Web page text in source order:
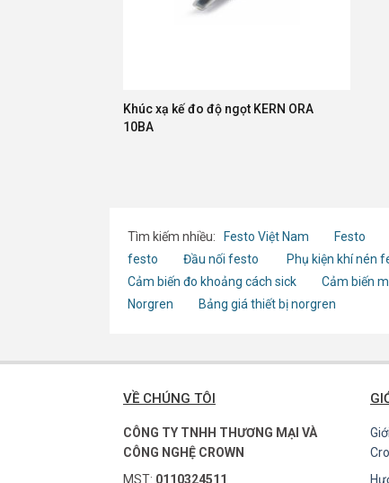
Khúc xạ kế đo độ ngọt KERN ORA
10BA
Tìm kiếm nhiều: Festo Việt Nam Festo
festo
Đầu nối festo Phụ kiện khí nén
Cảm biến đo khoảng cách sick
Cảm biến
Norgren
Bảng giá thiết bị norgren
VỀ CHÚNG TÔI
CÔNG TY TNHH THƯƠNG MẠI VÀ
CÔNG NGHỆ CROWN
MST: 0110324511